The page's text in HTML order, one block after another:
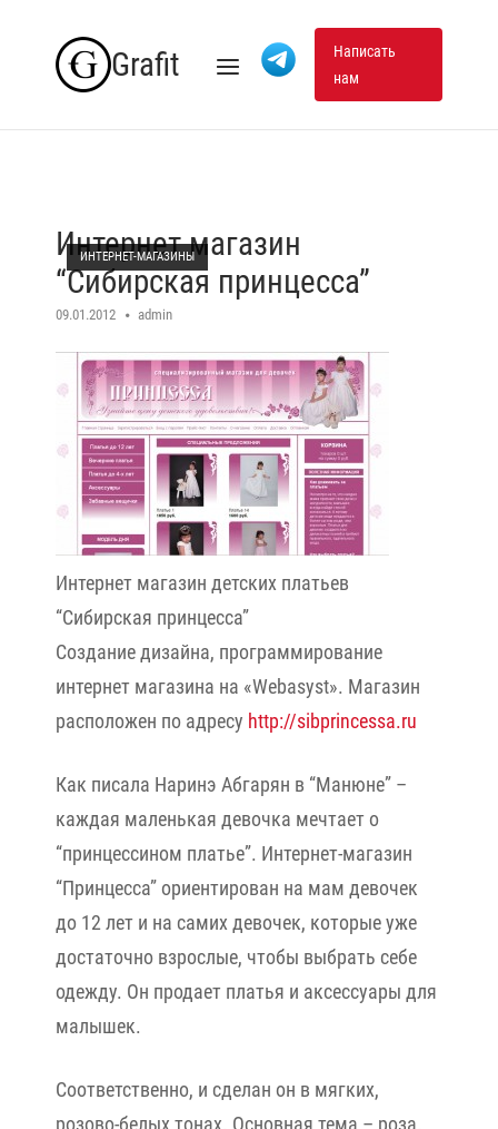
Grafit Menu
Написать
нам
ИНТЕРНЕТ-МАГАЗИНЫ
Интернет магазин
“Сибирская принцесса”
09.01.2012 admin
Интернет магазин детских платьев
“Сибирская принцесса”
Создание дизайна, программирование
интернет магазина на «Webasyst». Магазин
расположен по адресу http://sibprincessa.ru
Как писала Наринэ Абгарян в “Манюне” –
каждая маленькая девочка мечтает о
“принцессином платье”. Интернет-магазин
“Принцесса” ориентирован на мам девочек
до 12 лет и на самих девочек, которые уже
достаточно взрослые, чтобы выбрать себе
одежду. Он продает платья и аксессуары для
малышек.
Соответственно, и сделан он в мягких,
розово-белых тонах. Основная тема – роза.